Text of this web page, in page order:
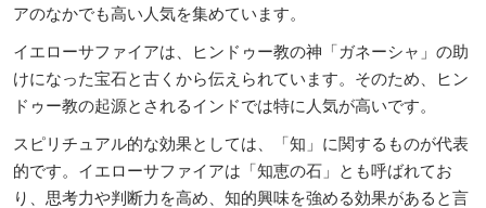
アのなかでも高い人気を集めています。
イエローサファイアは、ヒンドゥー教の神「ガネーシャ」の助
けになった宝石と古くから伝えられています。そのため、ヒン
ドゥー教の起源とされるインドでは特に人気が高いです。
スピリチュアル的な効果としては、「知」に関するものが代表
的です。イエローサファイアは「知恵の石」とも呼ばれてお
り、思考力や判断力を高め、知的興味を強める効果があると言